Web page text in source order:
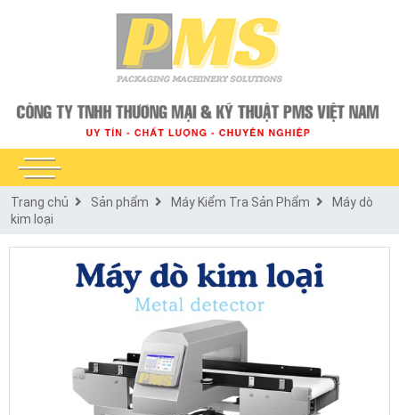
Trang chủ Sản phẩm Máy Kiểm Tra Sản Phẩm
Máy dò
kim loại